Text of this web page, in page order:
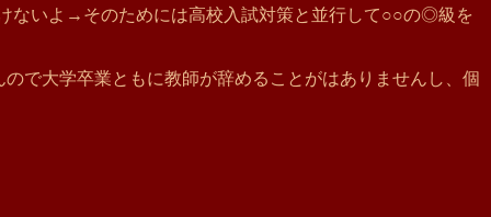
ないよ→そのためには高校入試対策と並行して○○の◎級を
で大学卒業ともに教師が辞めることがはありませんし、個